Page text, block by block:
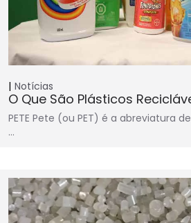
Notícias
O Que São Plásticos
PETE Pete (ou PET) é a abreviatura
…